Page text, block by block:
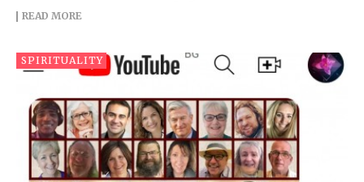
READ MORE
SPIRITUALITY